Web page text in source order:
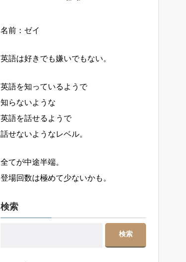
名前：ゼイ
英語は好きでも嫌いでもない。
英語を知っているようで
知らないような
英語を話せるようで
話せないようなレベル。
全てが中途半端。
登場回数は極めて少ないかも。
検索